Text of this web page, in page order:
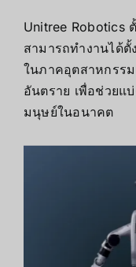
Unitree Robotics
สามารถทำงานได้
ในภาคอุตสาหกรร
อันตราย เพื่อช่วยแ
มนุษย์ในอนาคต